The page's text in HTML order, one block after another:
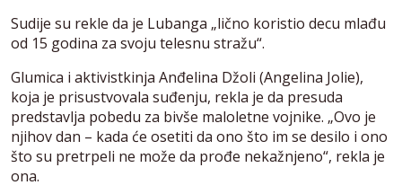
Sudije su rekle da je Lubanga „lično koristio decu mlađu
od 15 godina za svoju telesnu stražu“.
Glumica i aktivistkinja Anđelina Džoli (Angelina Jolie),
koja je prisustvovala suđenju, rekla je da presuda
predstavlja pobedu za bivše maloletne vojnike. „Ovo je
njihov dan – kada će osetiti da ono što im se desilo i ono
što su pretrpeli ne može da prođe nekažnjeno“, rekla je
ona.